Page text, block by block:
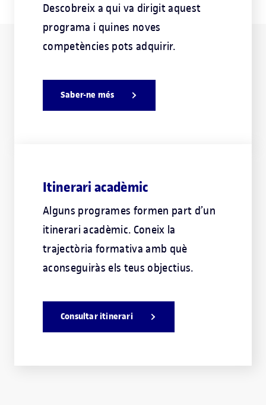
Descobreix a qui va dirigit aquest
programa i quines noves
competències pots adquirir.
Saber-ne més
Itinerari acadèmic
Alguns programes formen part d’un
itinerari acadèmic. Coneix la
trajectòria formativa amb què
aconseguiràs els teus objectius.
Consultar itinerari